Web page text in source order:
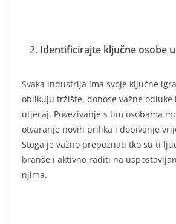
Identificirajte ključne osobe
Svaka industrija ima svoje ključne
oblikuju tržište, donose važne
utjecaj. Povezivanje s tim osobama
otvaranje novih prilika i dobivanje
Stoga je važno prepoznati tko su ti
branše i aktivno raditi na
njima.